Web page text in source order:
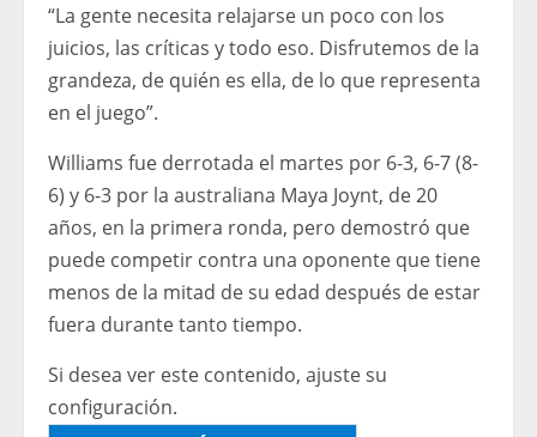
“La gente necesita relajarse un poco con los
juicios, las críticas y todo eso. Disfrutemos de la
grandeza, de quién es ella, de lo que representa
en el juego”.
Williams fue derrotada el martes por 6-3, 6-7 (8-
6) y 6-3 por la australiana Maya Joynt, de 20
años, en la primera ronda, pero demostró que
puede competir contra una oponente que tiene
menos de la mitad de su edad después de estar
fuera durante tanto tiempo.
Si desea ver este contenido, ajuste su
configuración.